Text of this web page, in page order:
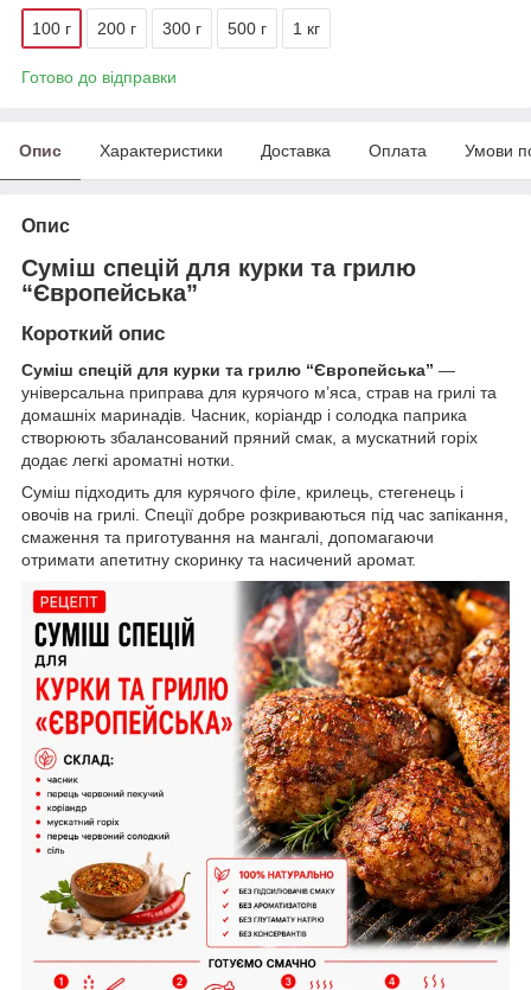
100 г 200 г 300 г 500 г 1 кг
Готово до відправки
Опис Характеристики Доставка Оплата Умови
Опис
Суміш спецій для курки та грилю
“Європейська”
Короткий опис
Суміш спецій для курки та грилю “Європейська” —
універсальна приправа для курячого м’яса, страв на грилі та
домашніх маринадів. Часник, коріандр і солодка паприка
створюють збалансований пряний смак, а мускатний горіх
додає легкі ароматні нотки.
Суміш підходить для курячого філе, крилець, стегенець і
овочів на грилі. Спеції добре розкриваються під час запікання,
смаження та приготування на мангалі, допомагаючи
отримати апетитну скоринку та насичений аромат.